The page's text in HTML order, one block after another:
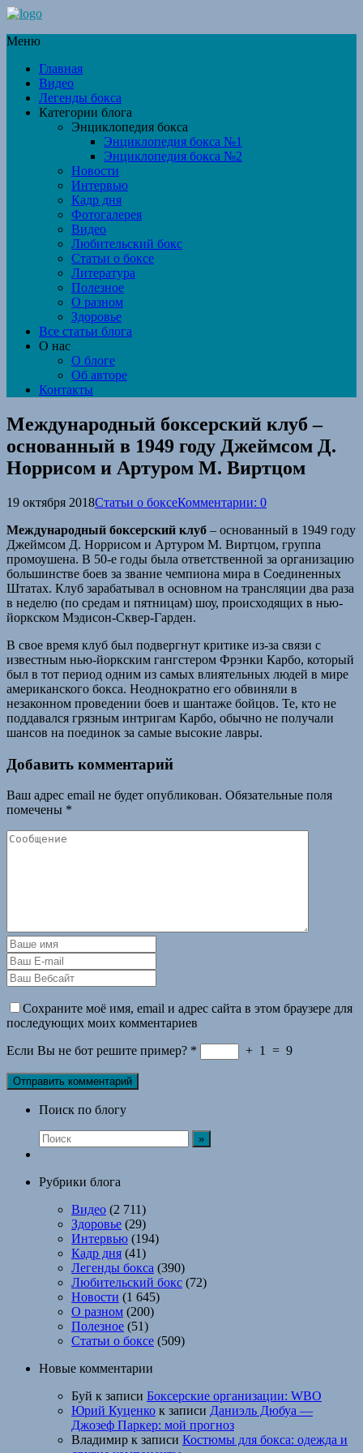
Меню
Главная
Видео
Легенды бокса
Категории блога
Энциклопедия бокса
Энциклопедия бокса №1
Энциклопедия бокса №2
Новости
Интервью
Кадр дня
Фотогалерея
Видео
Любительский бокс
Статьи о боксе
Литература
Полезное
О разном
Здоровье
Все статьи блога
О нас
О блоге
Об авторе
Контакты
Международный боксерский клуб –
основанный в 1949 году Джеймсом Д.
Норрисом и Артуром М. Виртцом
19 октября 2018Статьи о боксеКомментарии: 0
Международный боксерский клуб – основанный в 1949 году
Джеймсом Д. Норрисом и Артуром М. Виртцом, группа
промоушена. В 50-е годы была ответственной за организацию
большинстве боев за звание чемпиона мира в Соединенных
Штатах. Клуб зарабатывал в основном на трансляции два раза
в неделю (по средам и пятницам) шоу, происходящих в нью-
йоркском Мэдисон-Сквер-Гарден.
В свое время клуб был подвергнут критике из-за связи с
известным нью-йоркским гангстером Фрэнки Карбо, который
был в тот период одним из самых влиятельных людей в мире
американского бокса. Неоднократно его обвиняли в
незаконном проведении боев и шантаже бойцов. Те, кто не
поддавался грязным интригам Карбо, обычно не получали
шансов на поединок за самые высокие лавры.
Добавить комментарий
Ваш адрес email не будет опубликован. Обязательные поля
помечены *
Сохраните моё имя, email и адрес сайта в этом браузере для
последующих моих комментариев
Если Вы не бот решите пример? * + 1 = 9
Поиск по блогу
Рубрики блога
Видео (2 711)
Здоровье (29)
Интервью (194)
Кадр дня (41)
Легенды бокса (390)
Любительский бокс (72)
Новости (1 645)
О разном (200)
Полезное (51)
Статьи о боксе (509)
Новые комментарии
Буй к записи Боксерские организации: WBO
Юрий Куценко к записи Даниэль Дюбуа —
Джозеф Паркер: мой прогноз
Владимир к записи Костюмы для бокса: одежда и